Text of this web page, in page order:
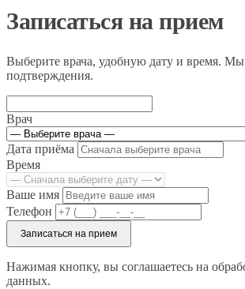
Записаться на прием
Выберите врача, удобную дату и время.
подтверждения.
Врач
Дата приёма
Время
Ваше имя
Телефон
Записаться на прием
Нажимая кнопку, вы соглашаетесь на
данных.